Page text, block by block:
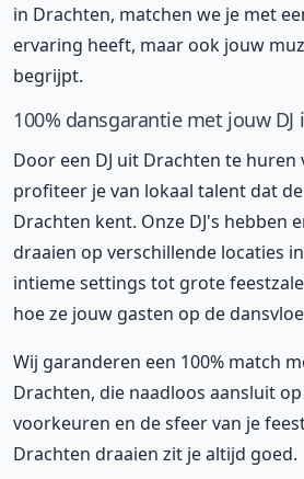
in Drachten, matchen we je met
ervaring heeft, maar ook jouw
begrijpt.
100% dansgarantie met jouw DJ
Door een DJ uit Drachten te huren
profiteer je van lokaal talent dat
Drachten kent. Onze DJ's hebben
draaien op verschillende locaties
intieme settings tot grote
hoe ze jouw gasten op de
Wij garanderen een 100% match
Drachten, die naadloos aansluit
voorkeuren en de sfeer van je
Drachten draaien zit je altijd goed.